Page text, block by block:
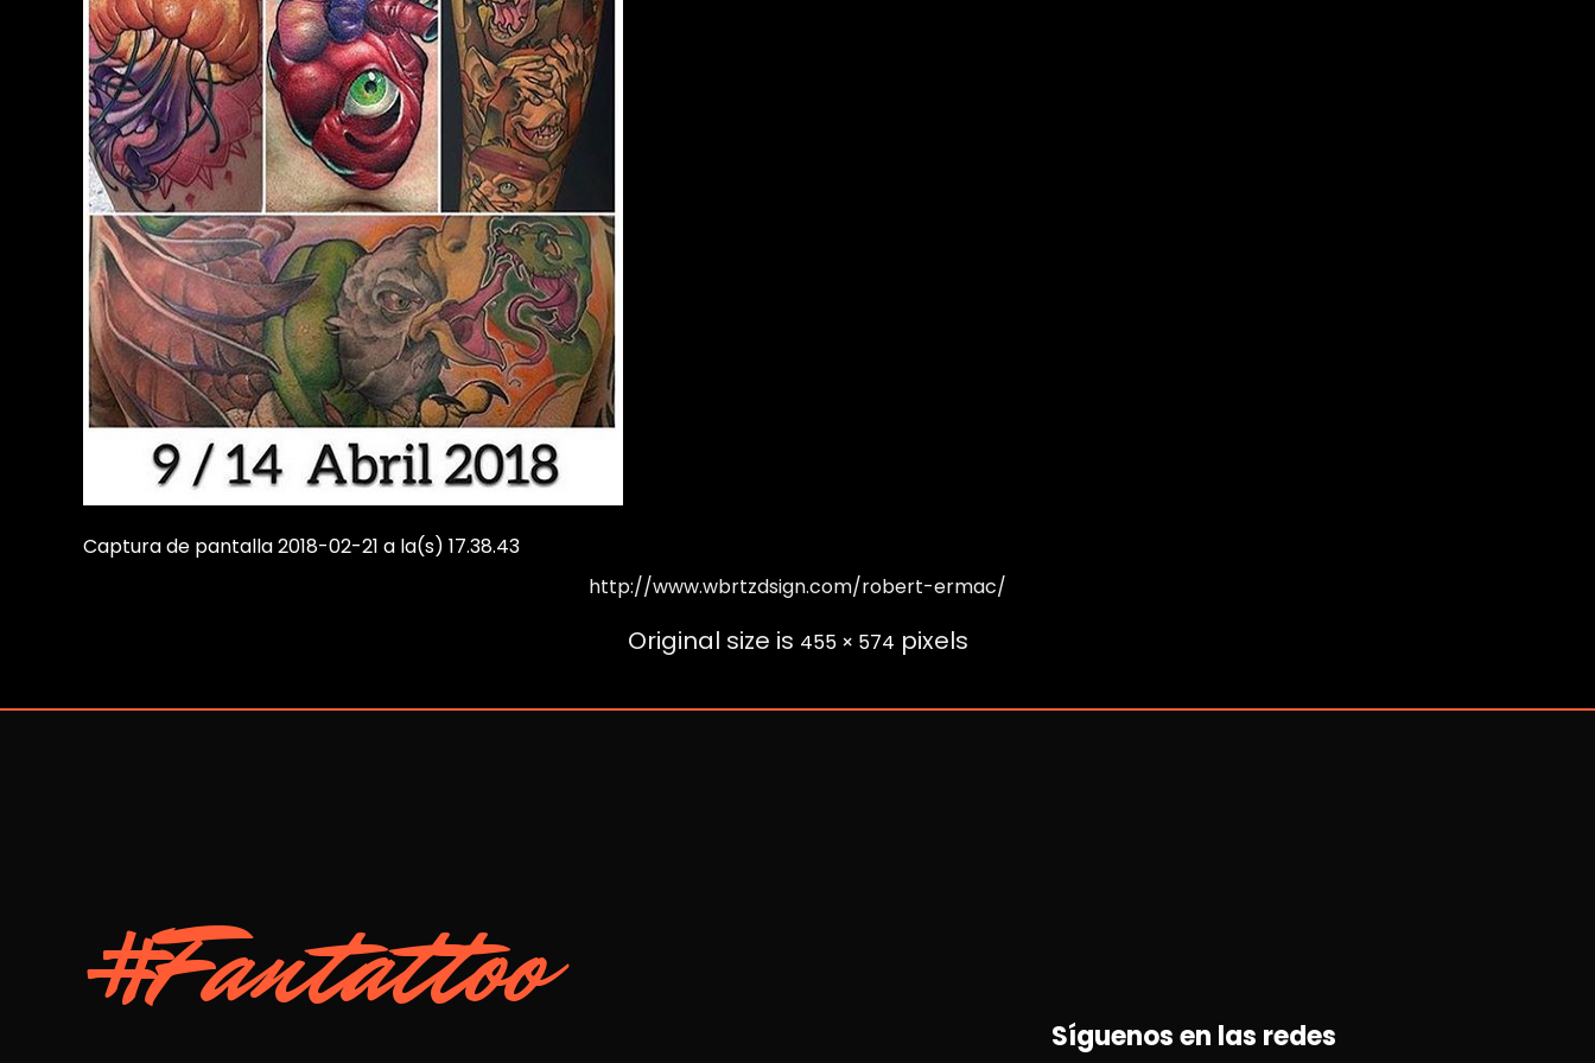
Captura de pantalla 2018-02-21 a la(s) 17.38.43
http://www.wbrtzdsign.com/robert-ermac/
Original size is 455 × 574 pixels
#Fantattoo Síguenos en las redes